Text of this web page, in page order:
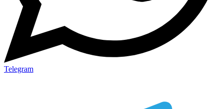
Telegram